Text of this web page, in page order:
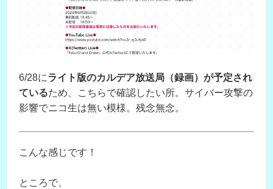
6/28にライト版のカルデア放送局（録画）が予定され
ているため、こちらで確認したい所。サイバー攻撃の
影響でニコ生は無い模様。残念無念。
こんな感じです！
ところで、